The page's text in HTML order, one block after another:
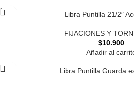
Libra Puntilla 21/2″
FIJACIONES Y
$10.900
Añadir al
Libra Puntilla Guarda